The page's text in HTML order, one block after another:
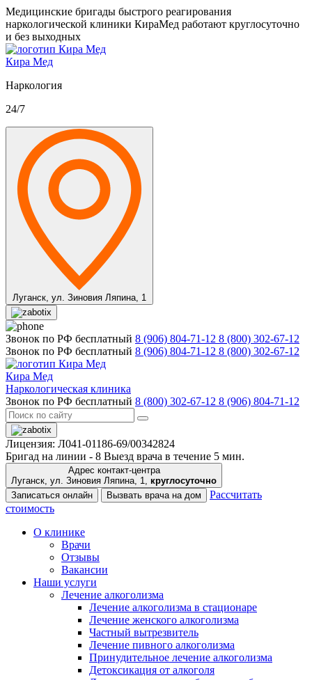
Медицинские бригады быстрого реагирования
наркологической клиники КираМед работают круглосуточно
и без выходных
Кира Мед
Наркология
24/7
Луганск, ул. Зиновия Ляпина, 1
Звонок по РФ бесплатный 8 (906) 804-71-12 8 (800) 302-67-12
Звонок по РФ бесплатный 8 (906) 804-71-12 8 (800) 302-67-12
Кира Мед
Наркологическая клиника
Звонок по РФ бесплатный 8 (800) 302-67-12 8 (906) 804-71-12
Лицензия: Л041-01186-69/00342824
Бригад на линии - 8 Выезд врача в течение 5 мин.
Адрес контакт-центра
Луганск, ул. Зиновия Ляпина, 1, круглосуточно
Записаться онлайн
Вызвать врача на дом
Рассчитать
стоимость
О клинике
Врачи
Отзывы
Вакансии
Наши услуги
Лечение алкоголизма
Лечение алкоголизма в стационаре
Лечение женского алкоголизма
Частный вытрезвитель
Лечение пивного алкоголизма
Принудительное лечение алкоголизма
Детоксикация от алкоголя